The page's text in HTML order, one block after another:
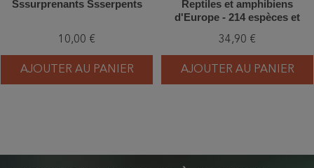
Sssurprenants Ssserpents
10,00 €
AJOUTER AU PANIER
Reptiles et amphibiens
d'Europe - 214 espèces et
34,90 €
AJOUTER AU PANIER